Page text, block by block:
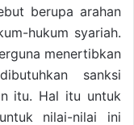
berupa arahan
hukum syariah.
menertibkan
sanksi
itu. Hal itu untuk
nilai-nilai ini